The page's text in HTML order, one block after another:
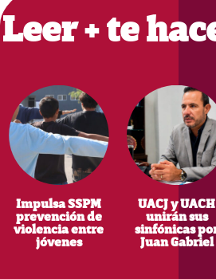
Leer + te
Impulsa SSPM
prevención de
violencia entre
jóvenes
UACJ y UACH
unirán sus
sinfónicas
Juan Gabriel